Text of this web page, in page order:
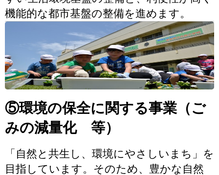
機能的な都市基盤の整備を進めます。
⑤環境の保全に関する事業（ご
みの減量化 等）
「自然と共生し、環境にやさしいまち」を
目指しています。そのため、豊かな自然